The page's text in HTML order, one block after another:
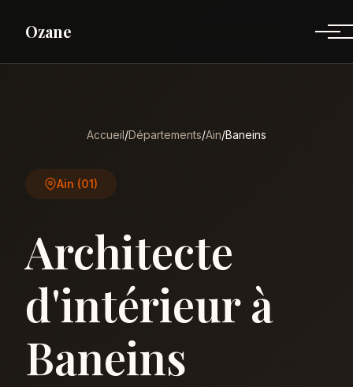
Ozane
Accueil/Départements/Ain/Baneins
Ain (01)
Architecte
d'intérieur à
Baneins